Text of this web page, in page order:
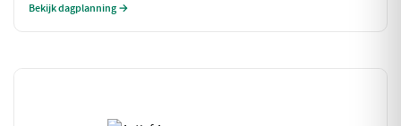
Bekijk dagplanning →